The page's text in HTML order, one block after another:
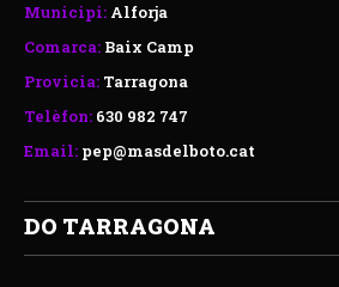
Municipi: Alforja
Comarca: Baix Camp
Provicia: Tarragona
Telèfon: 630 982 747
Email: pep@masdelboto.cat
DO TARRAGONA